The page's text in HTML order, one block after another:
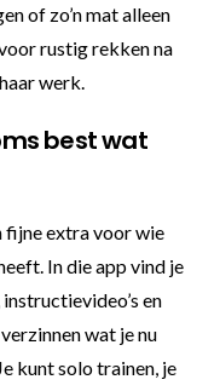
of zo’n mat alleen
rustig rekken na
werk.
best wat
fijne extra voor wie
In die app vind je
en
wat je nu
kunt solo trainen, je